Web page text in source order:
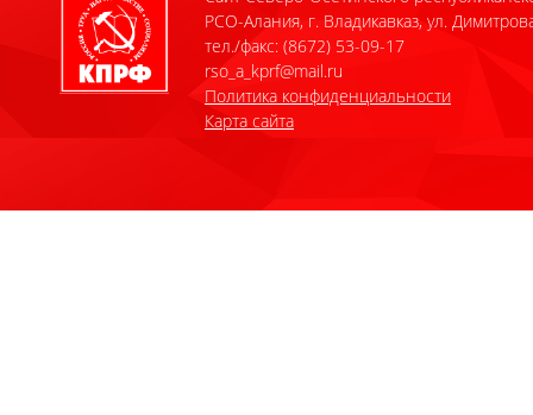
РСО-Алания, г. Владикавказ, ул.
тел./факс: (8672) 53-09-17
rso_a_kprf@mail.ru
Политика конфиденциальности
Карта сайта